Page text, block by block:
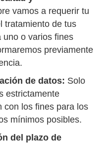
vamos a requerir tu
tratamiento de tus
uno o varios fines
previamente
de datos: Solo
estrictamente
con los fines para los
mínimos posibles.
del plazo de